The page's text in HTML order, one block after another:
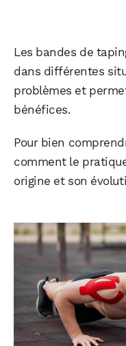
Les bandes de
dans différentes
problèmes et
bénéfices.
Pour bien
comment le
origine et son